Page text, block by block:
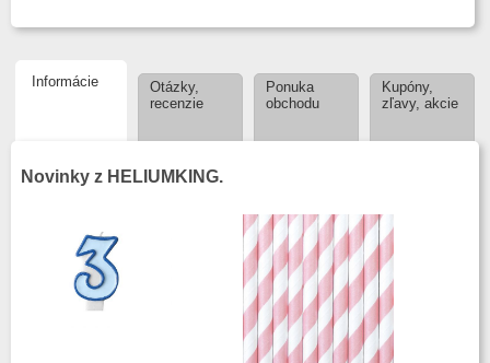
Informácie
Otázky,
recenzie
Ponuka
obchodu
Kupóny,
zľavy, akcie
Novinky z HELIUMKING.